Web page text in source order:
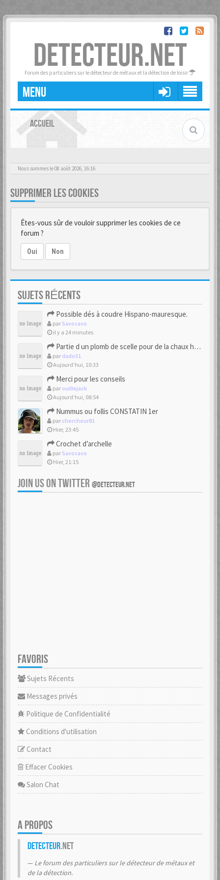
DETECTEUR.NET
Forum des particuliers sur le détecteur de métaux et la détection de loisir
MENU
ACCUEIL
Nous sommes le 08 août 2026, 16:16
SUPPRIMER LES COOKIES
Êtes-vous sûr de vouloir supprimer les cookies de ce
forum ?
Oui Non
SUJETS RÉCENTS
Possible dés à coudre Hispano-mauresque.
par Savosavo
il y a 24 minutes
Partie d un plomb de scelle pour de la chaux hydraulique
par dado31
Aujourd’hui, 10:33
Merci pour les conseils
par ouillejack
Aujourd’hui, 08:54
Nummus ou follis CONSTATIN 1er
par chercheur81
Hier, 23:45
Crochet d’archelle
par Savosavo
Hier, 21:15
JOIN US ON TWITTER @DETECTEUR.NET
FAVORIS
Sujets Récents
Messages privés
Politique de Confidentialité
Conditions d'utilisation
Contact
Effacer Cookies
Salon Chat
A PROPOS
Detecteur.net
Le forum des particuliers sur le détecteur de métaux et
de la détection.